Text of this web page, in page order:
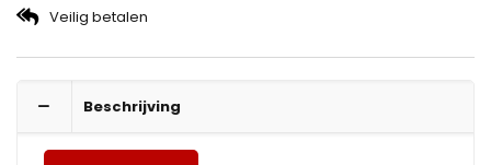
Veilig betalen
Beschrijving